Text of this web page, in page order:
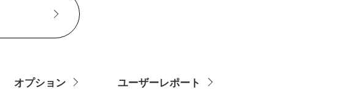
オプション ユーザーレポート